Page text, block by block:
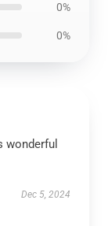
0%
0%
wonderful
Dec 5, 2024